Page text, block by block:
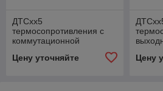
ДТСхх5
термосопротивления с
коммутационной
Цену уточняйте Цену